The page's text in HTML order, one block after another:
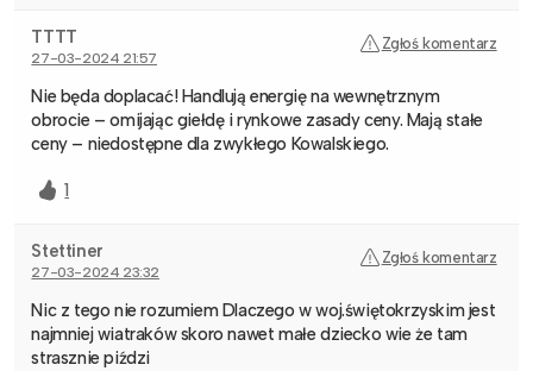
TTTT
27-03-2024 21:57
Zgłoś komentarz
Nie będa doplacać! Handlują energię na wewnętrznym
obrocie – omijając giełdę i rynkowe zasady ceny. Mają stałe
ceny – niedostępne dla zwykłego Kowalskiego.
1
Stettiner
27-03-2024 23:32
Zgłoś komentarz
Nic z tego nie rozumiem Dlaczego w woj.świętokrzyskim jest
najmniej wiatraków skoro nawet małe dziecko wie że tam
strasznie piździ